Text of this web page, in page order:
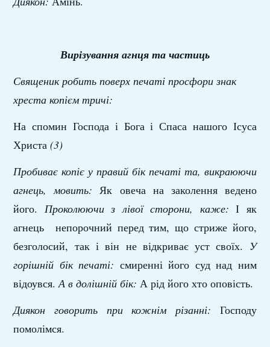
Вирізування агнця та частиць
Священик робить поверх печаті просфори знак
хреста копієм тричі:
На спомин Господа і Бога і Спаса нашого Ісуса
Христа(3)
Пробиває копіє у правий бік печаті та, викраюючи
агнець, мовить: Як овеча на заколення ведено
його. Проколюючи з лівої сторони, каже: І як
агнець непорочний перед тим, що стриже його,
безголосий, так і він не відкриває уст своїх. У
горішній бік печаті: смиренні його суд над ним
відоувся.А в долішній бік: А рід його хто оповість.
Диякон говорить при кожнім різанні: Господу
помолімся.